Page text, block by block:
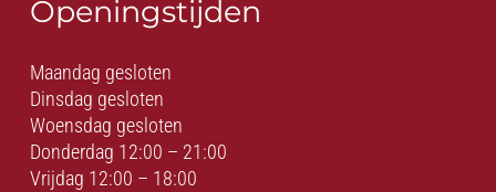
Openingstijden
Maandag gesloten
Dinsdag gesloten
Woensdag gesloten
Donderdag 12:00 – 21:00
Vrijdag 12:00 – 18:00